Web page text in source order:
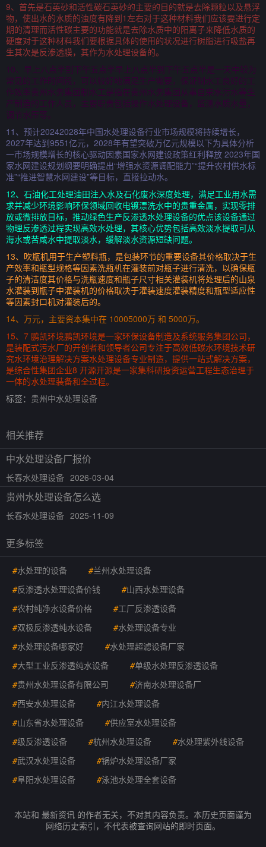
9、首先是石英砂和活性碳石英砂的主要的目的就是去除颗粒以及悬浮
物，使出水的水质的浊度有降到1左右对于这种材料我们应该要进行定
期的清理而活性碳主要的功能就是去除水质中的阳离子来降低水质的
硬度对于这种材料我们要根据具体的使用的状况进行树脂进行吸盐再
生其次是反渗透膜，其作为水处理设备的。
10、早上八点半到下午五点半早上八点半到下午五点半是一天中较为
常见的工作时间段，可以较好地满足生产需要，保证制水工良好的工
作效率贵州水务集团制水工是指在贵州水务集团从事自来水污水等生
产制造的工作人员，主要职责包括操作水处理设备，监测水质水量，
调节水压等。
11、预计20242028年中国水处理设备行业市场规模将持续增长，
2027年达到9551亿元，2028年有望突破万亿元规模以下为具体分析
一市场规模增长的核心驱动因素国家水网建设政策红利释放 2023年国
家水网建设规划纲要明确提出“增强水资源调配能力”“提升农村供水标
准”“推进智慧水网建设”等目标，直接拉动水。
12、石油化工处理油田注入水及石化废水深度处理，满足工业用水需
求并减少环境影响环保领域回收电镀漂洗水中的贵重金属，实现零排
放或微排放目标，推动绿色生产反渗透水处理设备的优点该设备通过
物理反渗透过程实现高效水处理，其核心优势包括高效淡水提取可从
海水或苦咸水中提取淡水，缓解淡水资源短缺问题。
13、吹瓶机用于生产塑料瓶，是包装环节的重要设备其价格取决于生
产效率和瓶型规格等因素洗瓶机在灌装前对瓶子进行清洗，以确保瓶
子的清洁度其价格与洗瓶速度和瓶子尺寸相关灌装机将处理后的山泉
水灌装到瓶子中灌装机的价格取决于灌装速度灌装精度和瓶型适应性
等因素封口机对灌装后的。
14、万元，主要资本集中在 10005000万 和 5000万。
15、7 鹏凯环境鹏凯环境是一家环保设备制造及系统服务集团公司，
是装配式污水厂的开创者和领导者公司专注于高效低碳水环境技术研
究水环境治理解决方案水处理设备专业制造，提供一站式解决方案，
是综合性集团企业8 开源开源是一家集科研投资运营工程生态治理于
一体的水处理装备和全过程。
标签： 贵州中水处理设备
相关推荐
中水处理设备厂报价
长春水处理设备 2026-03-04
贵州水处理设备怎么选
长春水处理设备 2025-11-09
更多标签
#水处理的设备 #兰州水处理设备
#反渗透水处理设备价钱 #山西水处理设备
#农村纯净水设备价格 #工厂反渗透设备
#双极反渗透纯水设备 #水处理设备专业
#水处理设备哪家好 #水处理超滤设备厂家
#大型工业反渗透纯水设备 #单级水处理反渗透设备
#贵州水处理设备有限公司 #济南水处理设备厂
#西安水处理设备 #内江水处理设备
#山东省水处理设备 #供应室水处理设备
#级反渗透设备 #杭州水处理设备 #水处理紫外线设备
#武汉水处理设备 #锅炉水处理设备厂家
#阜阳水处理设备 #泳池水处理全套设备
本站和 最新资讯 的作者无关，不对其内容负责。本历史页面谨为
网络历史索引，不代表被查询网站的即时页面。